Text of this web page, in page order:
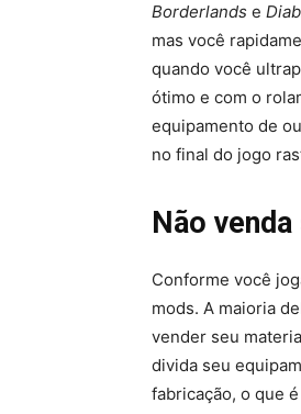
Borderlands e
mas você
quando você
ótimo e com o
equipamento de
no final do jogo
Não
Conforme você
mods. A maioria
vender seu
divida seu
fabricação, o que